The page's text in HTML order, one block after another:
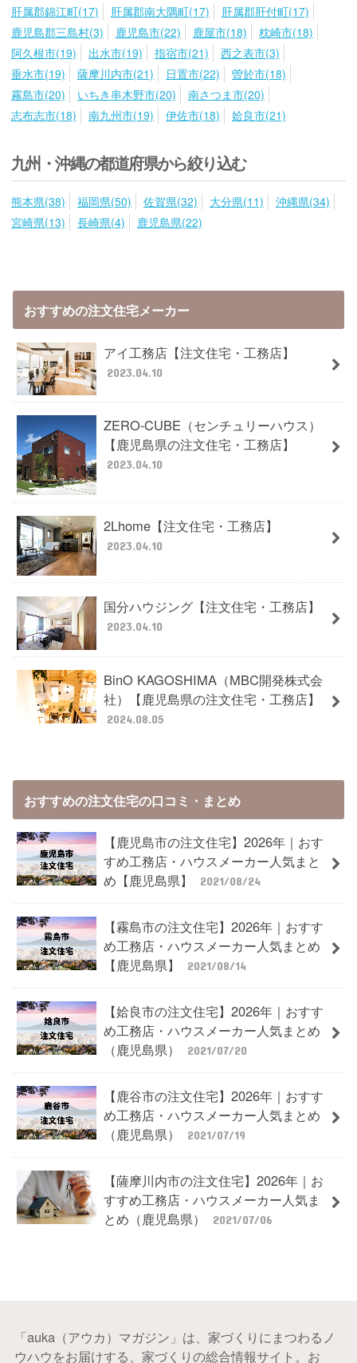
肝属郡錦江町(17)
肝属郡南大隅町(17)
肝属郡肝付町(17)
鹿児島郡三島村(3)
鹿児島市(22) 鹿屋市(18)
枕崎市(18)
阿久根市(19)
出水市(19) 指宿市(21)
西之表市(3)
垂水市(19)
薩摩川内市(21) 日置市(22)
曽於市(18)
霧島市(20)
いちき串木野市(20)
南さつま市(20)
志布志市(18)
南九州市(19) 伊佐市(18) 姶良市(21)
九州・沖縄の都道府県から絞り込む
熊本県(38) 福岡県(50) 佐賀県(32) 大分県(11)
沖縄県(34)
宮崎県(13)
長崎県(4) 鹿児島県(22)
おすすめの注文住宅メーカー
アイ工務店【注文住宅・工務店】
2023.04.10
ZERO-CUBE（センチュリーハウス）
【鹿児島県の注文住宅・工務店】
2023.04.10
2Lhome【注文住宅・工務店】
2023.04.10
国分ハウジング【注文住宅・工務店】
2023.04.10
BinO KAGOSHIMA（MBC開発株式会
社）【鹿児島県の注文住宅・工務店】
2024.08.05
おすすめの注文住宅の口コミ・まとめ
【鹿児島市の注文住宅】2026年｜おす
すめ工務店・ハウスメーカー人気まと
め【鹿児島県】
2021/08/24
【霧島市の注文住宅】2026年｜おすす
め工務店・ハウスメーカー人気まとめ
【鹿児島県】
2021/08/14
【姶良市の注文住宅】2026年｜おすす
め工務店・ハウスメーカー人気まとめ
（鹿児島県）
2021/07/20
【鹿谷市の注文住宅】2026年｜おすす
め工務店・ハウスメーカー人気まとめ
（鹿児島県）
2021/07/19
【薩摩川内市の注文住宅】2026年｜お
すすめ工務店・ハウスメーカー人気ま
とめ（鹿児島県）
2021/07/06
「auka（アウカ）マガジン」は、家づくりにまつわるノ
ウハウをお届けする、家づくりの総合情報サイト。お